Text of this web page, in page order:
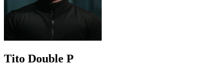
Tito Double P